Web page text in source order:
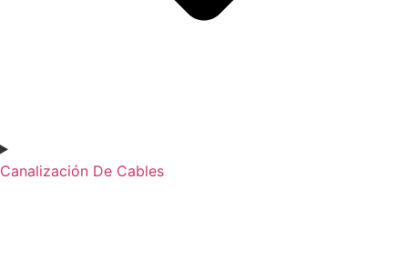
Canalización De Cables